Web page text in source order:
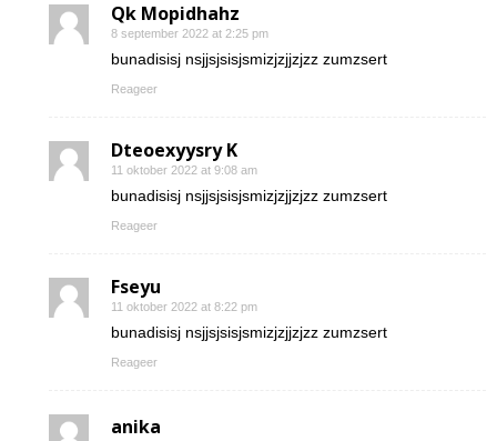
Qk Mopidhahz
8 september 2022 at 2:25 pm
bunadisisj nsjjsjsisjsmizjzjjzjzz zumzsert
Reageer
Dteoexyysry K
11 oktober 2022 at 9:08 am
bunadisisj nsjjsjsisjsmizjzjjzjzz zumzsert
Reageer
Fseyu
11 oktober 2022 at 8:22 pm
bunadisisj nsjjsjsisjsmizjzjjzjzz zumzsert
Reageer
anika